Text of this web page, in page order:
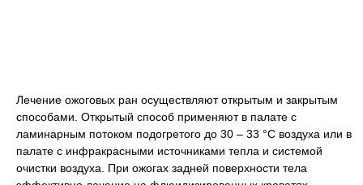
Лечение ожоговых ран осуществляют открытым и закрытым
способами. Открытый способ применяют в палате с
ламинарным потоком подогретого до 30 – 33 °C воздуха или в
палате с инфракрасными источниками тепла и системой
очистки воздуха. При ожогах задней поверхности тела